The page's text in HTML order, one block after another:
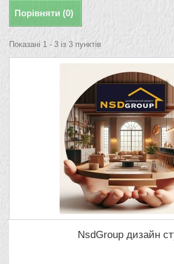
Порівняти (0)
Показані 1 - 3 із 3 пунктів
NsdGroup дизайн